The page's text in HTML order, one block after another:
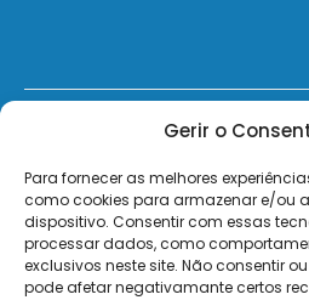
Gerir o
Para fornecer as melhores
como cookies para armazenar e/ou
dispositivo. Consentir com essas
processar dados, como
exclusivos neste site. Não consentir
pode afetar negativamante certos
© 2026 -
Pagamentos Seguros MB | MB WAY | Transferência